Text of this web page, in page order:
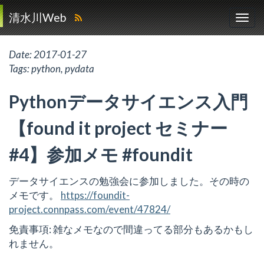
清水川Web
Date:2017-01-27
Tags:python,pydata
Pythonデータサイエンス入門
【found it project セミナー
#4】参加メモ #foundit
データサイエンスの勉強会に参加しました。その時の
メモです。 https://foundit-
project.connpass.com/event/47824/
免責事項: 雑なメモなので間違ってる部分もあるかもし
れません。